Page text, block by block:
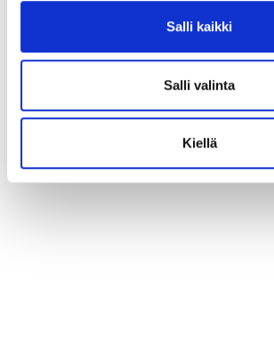
Salli kaikki
Salli valinta
Kiellä
x62 +/-1mm).
LUE LISÄÄ »